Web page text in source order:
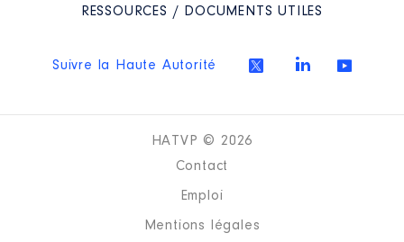
RESSOURCES / DOCUMENTS UTILES
Suivre la Haute Autorité
HATVP © 2026
Contact
Emploi
Mentions légales